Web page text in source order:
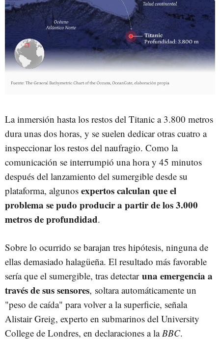
La inmersión hasta los restos del Titanic a 3.800 metros
dura unas dos horas, y se suelen dedicar otras cuatro a
inspeccionar los restos del naufragio. Como la
comunicación se interrumpió una hora y 45 minutos
después del lanzamiento del sumergible desde su
plataforma, algunos expertos calculan que el
problema se pudo producir a partir de los 3.000
metros de profundidad.
Sobre lo ocurrido se barajan tres hipótesis, ninguna de
ellas demasiado halagüeña. El resultado más favorable
sería que el sumergible, tras detectar una emergencia a
través de sus sensores, soltara automáticamente un
"peso de caída" para volver a la superficie, señala
Alistair Greig, experto en submarinos del University
College de Londres, en declaraciones a la BBC.